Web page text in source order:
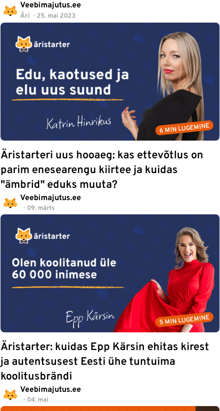
Veebimajutus.ee
Äri 25. mai 2023
6 MIN LUGEMINE
Äristarteri uus hooaeg: kas ettevõtlus on
parim enesearengu kiirtee ja kuidas
"ämbrid" eduks muuta?
Veebimajutus.ee
09. märts
5 MIN LUGEMINE
Äristarter: kuidas Epp Kärsin ehitas kirest
ja autentsusest Eesti ühe tuntuima
koolitusbrändi
Veebimajutus.ee
04. mai